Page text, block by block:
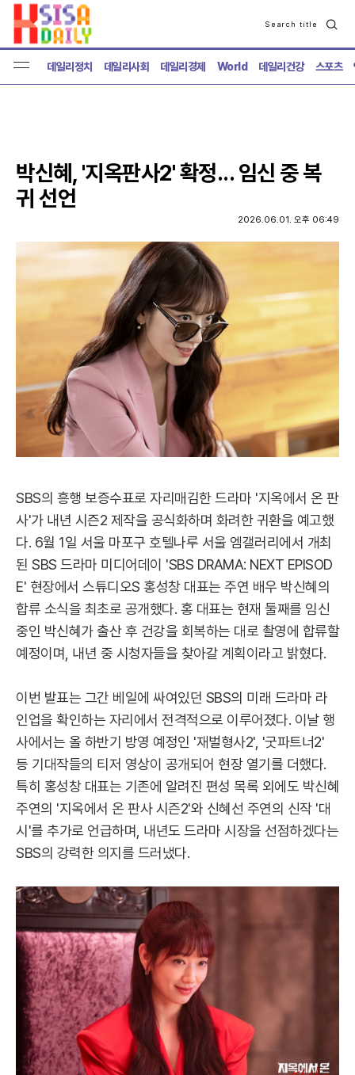
Search title
검
색
데일리정치 데일리사회 데일리경제 World 데일리건강 스포츠
박신혜, '지옥판사2' 확정... 임신 중 복
귀 선언
2026.06.01. 오후 06:49
SBS의 흥행 보증수표로 자리매김한 드라마 '지옥에서 온 판
사'가 내년 시즌2 제작을 공식화하며 화려한 귀환을 예고했
다. 6월 1일 서울 마포구 호텔나루 서울 엠갤러리에서 개최
된 SBS 드라마 미디어데이 'SBS DRAMA: NEXT EPISOD
E' 현장에서 스튜디오S 홍성창 대표는 주연 배우 박신혜의
합류 소식을 최초로 공개했다. 홍 대표는 현재 둘째를 임신
중인 박신혜가 출산 후 건강을 회복하는 대로 촬영에 합류할
예정이며, 내년 중 시청자들을 찾아갈 계획이라고 밝혔다.
이번 발표는 그간 베일에 싸여있던 SBS의 미래 드라마 라
인업을 확인하는 자리에서 전격적으로 이루어졌다. 이날 행
사에서는 올 하반기 방영 예정인 '재벌형사2', '굿파트너2'
등 기대작들의 티저 영상이 공개되어 현장 열기를 더했다.
특히 홍성창 대표는 기존에 알려진 편성 목록 외에도 박신혜
주연의 '지옥에서 온 판사 시즌2'와 신혜선 주연의 신작 '대
시'를 추가로 언급하며, 내년도 드라마 시장을 선점하겠다는
SBS의 강력한 의지를 드러냈다.